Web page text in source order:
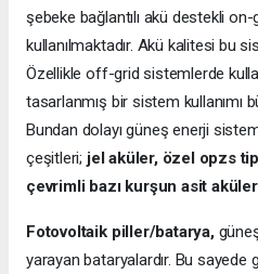
şebeke bağlantılı akü destekli
kullanılmaktadır. Akü kalitesi bu
Özellikle off-grid sistemlerde
tasarlanmış bir sistem kullanımı
Bundan dolayı güneş enerji
çeşitleri; jel aküler, özel opzs
çevrimli bazı kurşun asit aküler
Fotovoltaik piller/batarya,
yarayan bataryalardır. Bu sayede